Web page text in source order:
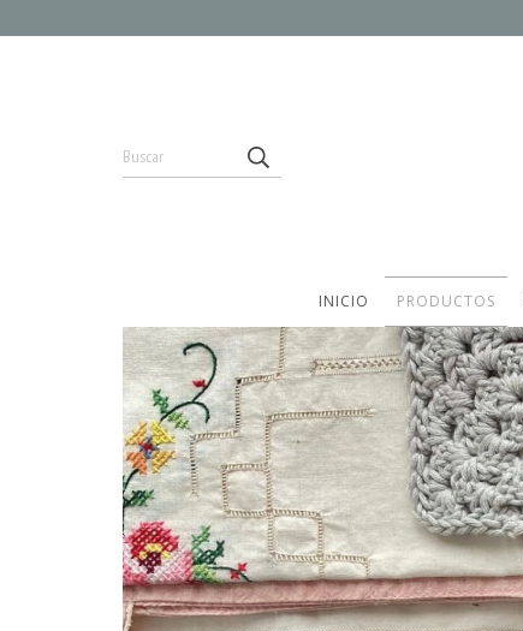
INICIO PRODUCTOS